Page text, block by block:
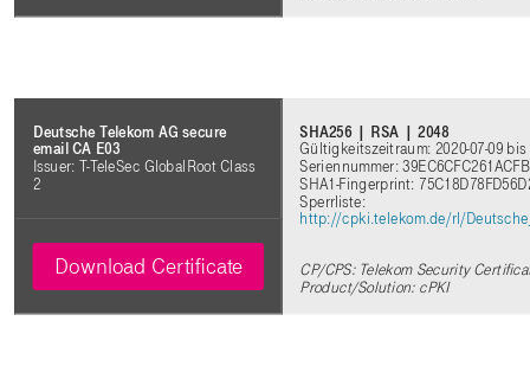
Deutsche Telekom AG secure
email CA E03
Issuer: T-TeleSec GlobalRoot Class
2
SHA256 | RSA | 2048
Gültigkeitszeitraum: 2020-07-09 bis
Seriennummer:
SHA1-Fingerprint:
Sperrliste:
http://cpki.telekom.de/rl/
CP/CPS: Telekom Security
Product/Solution: cPKI
Download Certificate